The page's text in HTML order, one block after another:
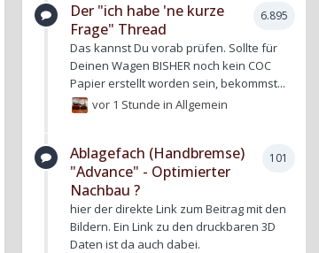
6.895
Der "ich habe 'ne kurze
Frage" Thread
Das kannst Du vorab prüfen. Sollte für
Deinen Wagen BISHER noch kein COC
Papier erstellt worden sein, bekommst...
vor 1 Stunde inAllgemein
101
Ablagefach (Handbremse)
"Advance" - Optimierter
Nachbau ?
hier der direkte Link zum Beitrag mit den
Bildern. Ein Link zu den druckbaren 3D
Daten ist da auch dabei.